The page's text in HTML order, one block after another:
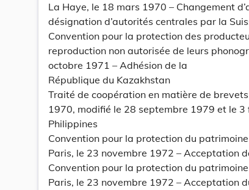
La Haye, le 18 mars 1970 – Changement
désignation d’autorités centrales par la
Convention pour la protection des
reproduction non autorisée de leurs
octobre 1971 – Adhésion de la
République du Kazakhstan
Traité de coopération en matière de
1970, modifié le 28 septembre 1979 et le
Philippines
Convention pour la protection du
Paris, le 23 novembre 1972 – Acceptation
Convention pour la protection du
Paris, le 23 novembre 1972 – Acceptation